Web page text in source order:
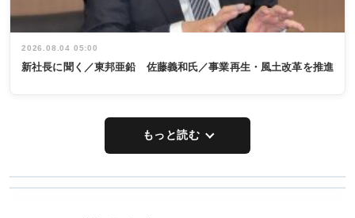
2026.08.04 05:00
新社長に聞く／東邦亜鉛 佐藤義和氏／事業再生・風土改革を推進
もっと読む